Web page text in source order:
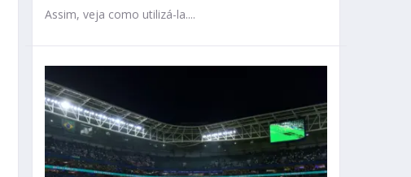
Assim, veja como utilizá-la....